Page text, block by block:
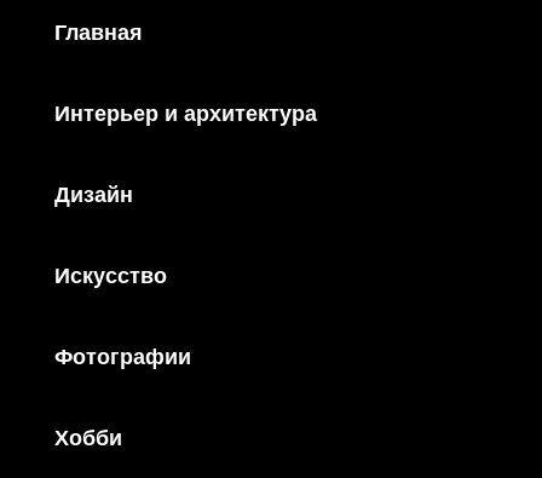
Главная
Интерьер и архитектура
Дизайн
Искусство
Фотографии
Хобби